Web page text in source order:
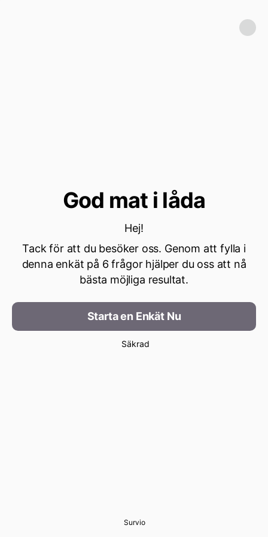
God mat i låda
Hej!
Tack för att du besöker oss. Genom att fylla i
denna enkät på 6 frågor hjälper du oss att nå
bästa möjliga resultat.
Starta en Enkät Nu
Säkrad
Survio